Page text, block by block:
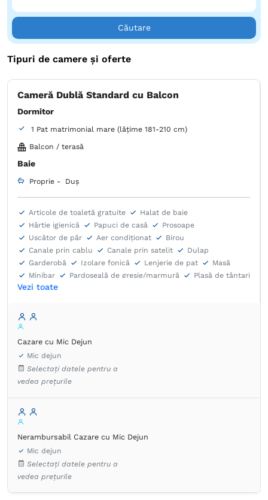
Cel mai apropiat aeroport este Aeroportul Internațional
Oradea, la 7 km de Hotelul Aventus. Serviciul de transfer de
la/la aeroport este disponibil la un cost suplimentar.
Căutare
Tipuri de camere și oferte
Cameră Dublă Standard cu Balcon
Dormitor
1 Pat matrimonial mare (lățime 181-210 cm)
Balcon / terasă
Baie
Proprie - Duș
Articole de toaletă gratuite
Halat de baie
Hârtie igienică
Papuci de casă
Prosoape
Uscător de păr
Aer condiţionat
Birou
Canale prin cablu
Canale prin satelit
Dulap
Garderobă
Izolare fonică Lenjerie de pat
Masă
Minibar
Pardoseală de gresie/marmură
Plasă de ţânţari
Priză lângă pat
Vezi toate
Cazare cu Mic Dejun
Mic dejun
Selectați datele pentru a
vedea prețurile
Nerambursabil Cazare cu Mic Dejun
Mic dejun
Selectați datele pentru a
vedea prețurile